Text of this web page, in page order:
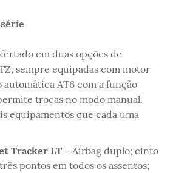
em duas opções de
sempre equipadas com motor
AT6 com a função
trocas no modo manual.
equipamentos que cada uma
Tracker LT – Airbag duplo; cinto
pontos em todos os assentos;